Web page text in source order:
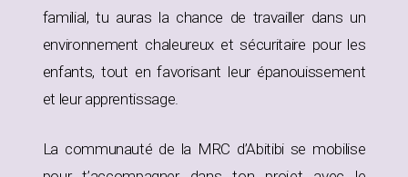
familial, tu auras la chance de travailler dans un
environnement chaleureux et sécuritaire pour les
enfants, tout en favorisant leur épanouissement
et leur apprentissage.
La communauté de la MRC d’Abitibi se mobilise